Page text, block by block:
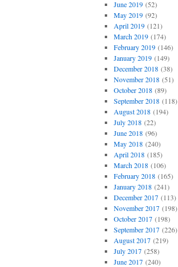
June 2019(52)
May 2019(92)
April 2019(121)
March 2019(174)
February 2019(146)
January 2019(149)
December 2018(38)
November 2018(51)
October 2018(89)
September 2018(118)
August 2018(194)
July 2018(22)
June 2018(96)
May 2018(240)
April 2018(185)
March 2018(106)
February 2018(165)
January 2018(241)
December 2017(113)
November 2017(198)
October 2017(198)
September 2017(226)
August 2017(219)
July 2017(258)
June 2017(240)